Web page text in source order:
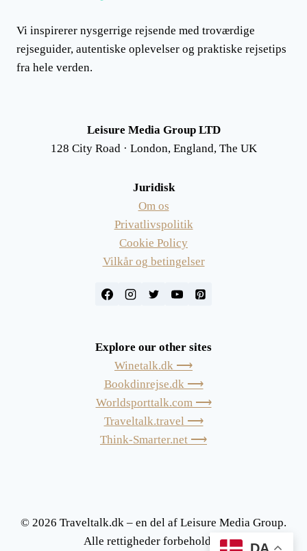
Vi inspirerer nysgerrige rejsende med troværdige
rejseguider, autentiske oplevelser og praktiske rejsetips
fra hele verden.
Leisure Media Group LTD
128 City Road · London, England, The UK
Juridisk
Om os
Privatlivspolitik
Cookie Policy
Vilkår og betingelser
Explore our other sites
Winetalk.dk ⟶
Bookdinrejse.dk ⟶
Worldsporttalk.com ⟶
Traveltalk.travel ⟶
Think-Smarter.net ⟶
© 2026 Traveltalk.dk – en del af Leisure Media Group.
Alle rettigheder forbeholdes.